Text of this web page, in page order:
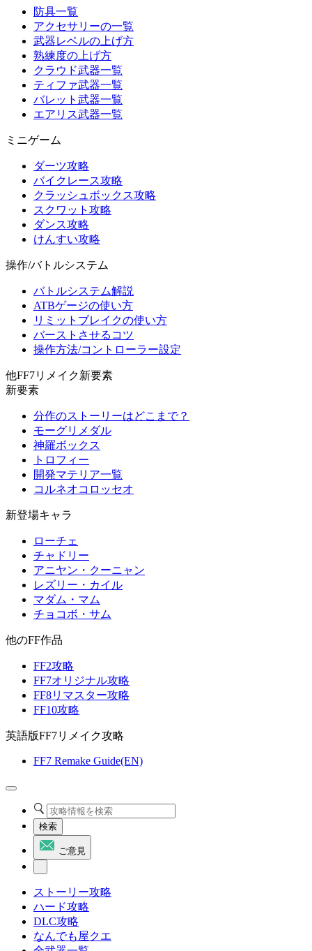
防具一覧
アクセサリーの一覧
武器レベルの上げ方
熟練度の上げ方
クラウド武器一覧
ティファ武器一覧
バレット武器一覧
エアリス武器一覧
ミニゲーム
ダーツ攻略
バイクレース攻略
クラッシュボックス攻略
スクワット攻略
ダンス攻略
けんすい攻略
操作/バトルシステム
バトルシステム解説
ATBゲージの使い方
リミットブレイクの使い方
バーストさせるコツ
操作方法/コントローラー設定
他FF7リメイク新要素
新要素
分作のストーリーはどこまで？
モーグリメダル
神羅ボックス
トロフィー
開発マテリア一覧
コルネオコロッセオ
新登場キャラ
ローチェ
チャドリー
アニヤン・クーニャン
レズリー・カイル
マダム・マム
チョコボ・サム
他のFF作品
FF2攻略
FF7オリジナル攻略
FF8リマスター攻略
FF10攻略
英語版FF7リメイク攻略
FF7 Remake Guide(EN)
検索
ご意見
ストーリー攻略
ハード攻略
DLC攻略
なんでも屋クエ